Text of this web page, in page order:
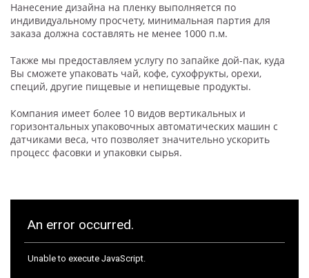
Нанесение дизайна на пленку выполняется по
индивидуальному просчету, минимальная партия для
заказа должна составлять не менее 1000 п.м.
Также мы предоставляем услугу по запайке дой-пак, куда
Вы сможете упаковать чай, кофе, сухофрукты, орехи,
специй, другие пищевые и непищевые продукты.
Компания имеет более 10 видов вертикальных и
горизонтальных упаковочных автоматических машин с
датчиками веса, что позволяет значительно ускорить
процесс фасовки и упаковки сырья.